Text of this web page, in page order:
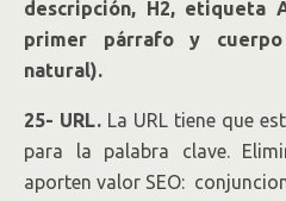
descripción, H2, etiqueta
primer párrafo y
natural).
25- URL. La URL tiene que
para la palabra clave.
aporten valor SEO: